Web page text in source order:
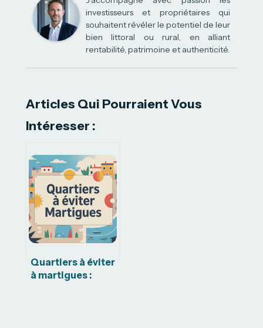
investisseurs et propriétaires qui
souhaitent révéler le potentiel de leur
bien littoral ou rural, en alliant
rentabilité, patrimoine et authenticité.
Articles Qui Pourraient Vous
Intéresser :
Quartiers à éviter
à martigues :